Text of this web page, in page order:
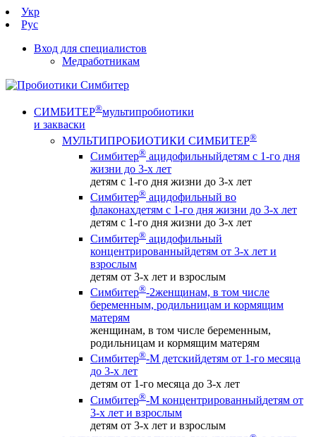
Укр
Рус
Вход для специалистов
Медработникам
СИМБИТЕР®мультипробиотики
и закваски
МУЛЬТИПРОБИОТИКИ СИМБИТЕР®
Симбитер® ацидофильныйдетям с 1-го дня
жизни до 3-х лет
детям с 1-го дня жизни до 3-х лет
Симбитер® ацидофильный во
флаконахдетям с 1-го дня жизни до 3-х лет
детям с 1-го дня жизни до 3-х лет
Симбитер® ацидофильный
концентрированныйдетям от 3-х лет и
взрослым
детям от 3-х лет и взрослым
Симбитер®-2женщинам, в том числе
беременным, родильницам и кормящим
матерям
женщинам, в том числе беременным,
родильницам и кормящим матерям
Симбитер®-М детскийдетям от 1-го месяца
до 3-х лет
детям от 1-го месяца до 3-х лет
Симбитер®-М концентрированныйдетям от
3-х лет и взрослым
детям от 3-х лет и взрослым